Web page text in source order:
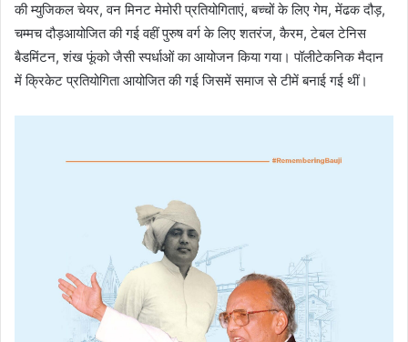
की म्युजिकल चेयर, वन मिनट मेमोरी प्रतियोगिताएं, बच्चों के लिए गेम, मेंढक दौड़,
चम्मच दौड़आयोजित की गई वहीं पुरुष वर्ग के लिए शतरंज, कैरम, टेबल टेनिस
बैडमिंटन, शंख फूंको जैसी स्पर्धाओं का आयोजन किया गया। पॉलीटेकनिक मैदान
में क्रिकेट प्रतियोगिता आयोजित की गई जिसमें समाज से टीमें बनाई गई थीं।